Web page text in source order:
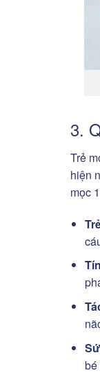
3.
Trẻ
hiện
mọc
bé